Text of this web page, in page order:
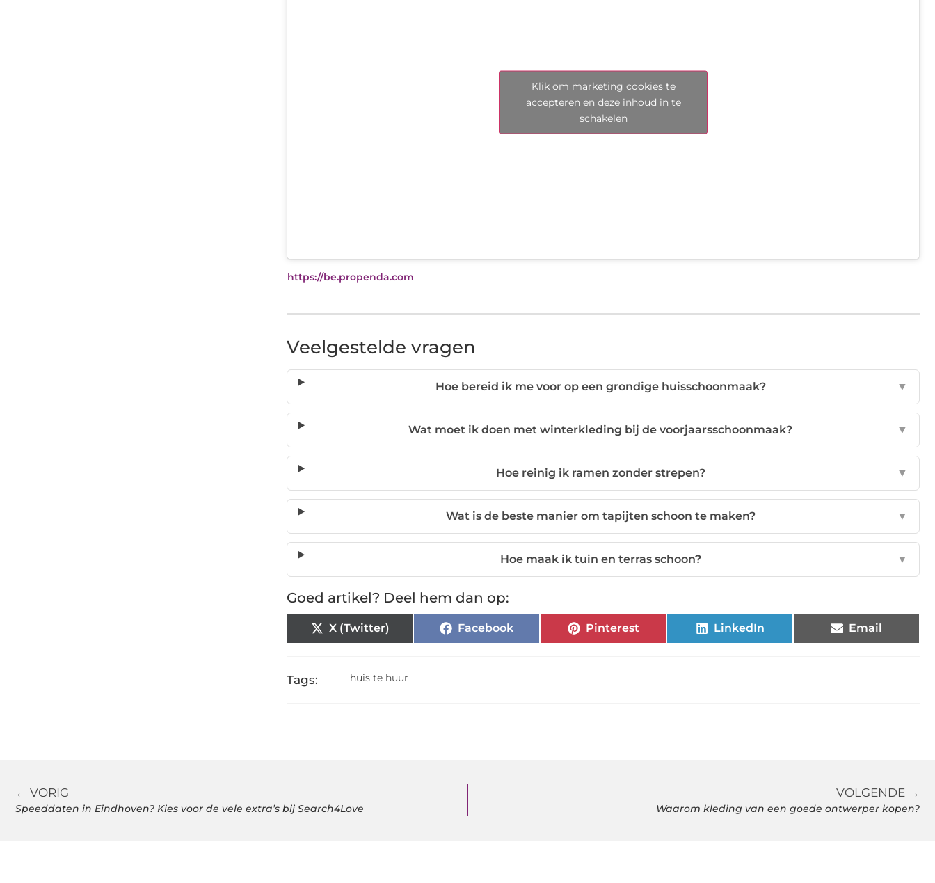
Klik om marketing cookies te
accepteren en deze inhoud in te
schakelen
https://be.propenda.com
Veelgestelde vragen
Hoe bereid ik me voor op een grondige huisschoonmaak? ▼
Wat moet ik doen met winterkleding bij de voorjaarsschoonmaak? ▼
Hoe reinig ik ramen zonder strepen? ▼
Wat is de beste manier om tapijten schoon te maken? ▼
Hoe maak ik tuin en terras schoon? ▼
Goed artikel? Deel hem dan op:
X (Twitter) Facebook Pinterest LinkedIn Email
Tags: huis te huur
← VORIG
Speeddaten in Eindhoven? Kies voor de vele extra’s bij Search4Love
VOLGENDE →
Waarom kleding van een goede ontwerper kopen?